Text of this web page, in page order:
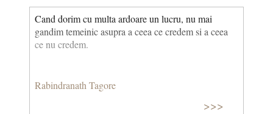
Cand dorim cu multa ardoare un lucru, nu mai
gandim temeinic asupra a ceea ce credem si a ceea
ce nu credem.
Rabindranath Tagore
>>>